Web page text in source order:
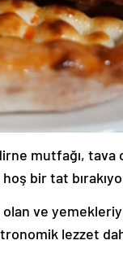
mutfağı, tava
bir tat
ve
lezzet